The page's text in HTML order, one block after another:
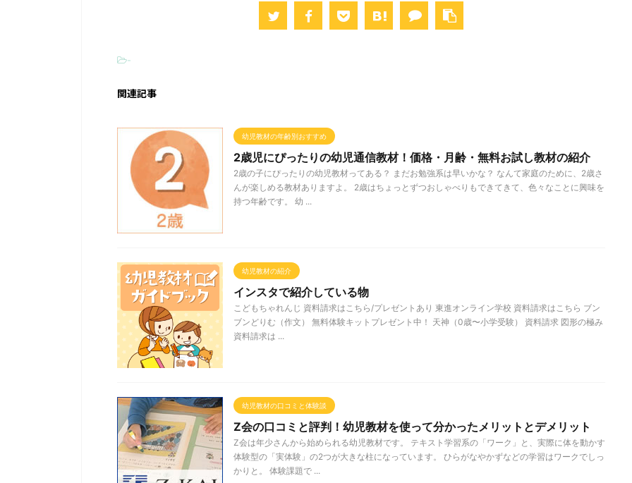
-
関連記事
幼児教材の年齢別おすすめ
2歳児にぴったりの幼児通信教材！価格・月齢・無料お試し教材の紹介
2歳の子にぴったりの幼児教材ってある？ まだお勉強系は早いかな？ なんて家庭のために、2歳さ
んが楽しめる教材ありますよ。 2歳はちょっとずつおしゃべりもできてきて、色々なことに興味を
持つ年齢です。 幼 ...
幼児教材の紹介
インスタで紹介している物
こどもちゃれんじ 資料請求はこちら/プレゼントあり 東進オンライン学校 資料請求はこちら ブン
ブンどりむ（作文） 無料体験キットプレゼント中！ 天神（0歳〜小学受験） 資料請求 図形の極み
資料請求は ...
幼児教材の口コミと体験談
Z会の口コミと評判！幼児教材を使って分かったメリットとデメリット
Z会は年少さんから始められる幼児教材です。 テキスト学習系の「ワーク」と、実際に体を動かす
体験型の「実体験」の2つが大きな柱になっています。 ひらがなやかずなどの学習はワークでしっ
かりと。 体験課題で ...